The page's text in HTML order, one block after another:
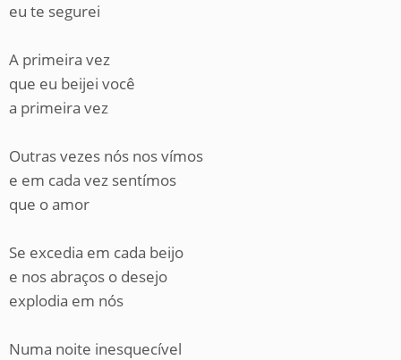
eu te segurei
A primeira vez
que eu beijei você
a primeira vez
Outras vezes nós nos vímos
e em cada vez sentímos
que o amor
Se excedia em cada beijo
e nos abraços o desejo
explodia em nós
Numa noite inesquecível